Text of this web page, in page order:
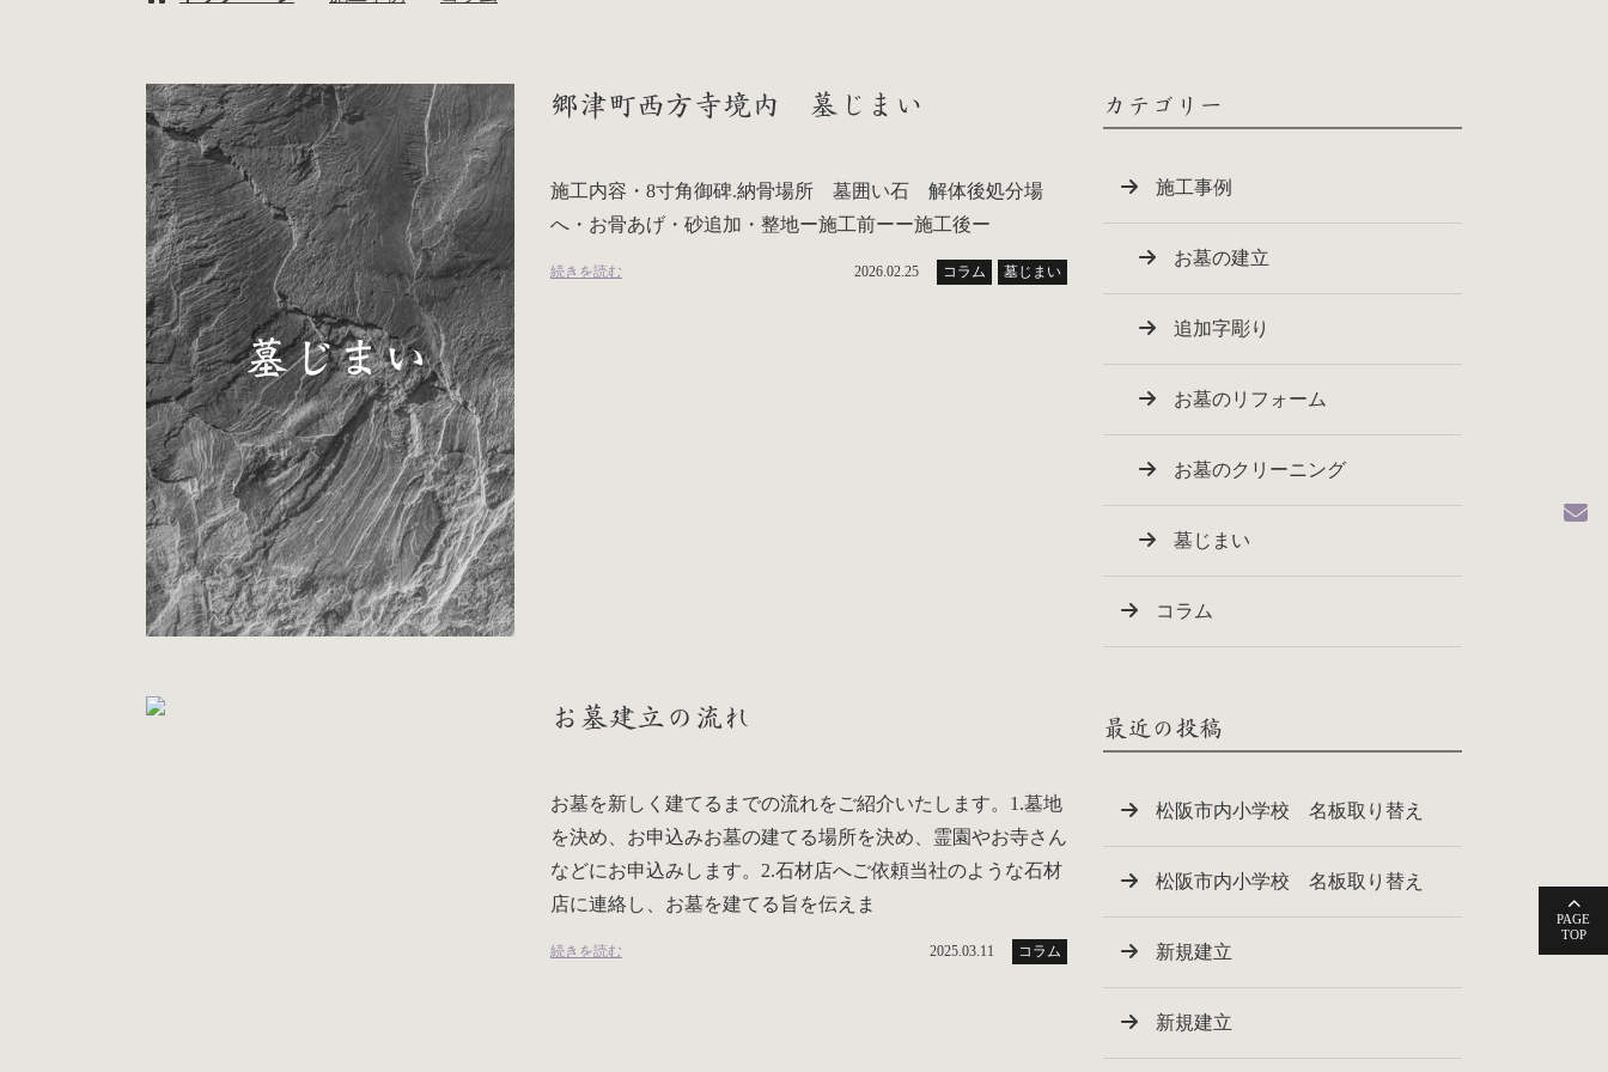
郷津町西方寺境内 墓じまい
施工内容・8寸角御碑.納骨場所 墓囲い石 解体後処分場
へ・お骨あげ・砂追加・整地ー施工前ーー施工後ー
続きを読む 2026.02.25 コラム 墓じまい
お墓建立の流れ
お墓を新しく建てるまでの流れをご紹介いたします。1.墓地
を決め、お申込みお墓の建てる場所を決め、霊園やお寺さん
などにお申込みします。2.石材店へご依頼当社のような石材
店に連絡し、お墓を建てる旨を伝えま
続きを読む 2025.03.11 コラム
カテゴリー
施工事例
お墓の建立
追加字彫り
お墓のリフォーム
お墓のクリーニング
墓じまい
コラム
最近の投稿
松阪市内小学校 名板取り替え
松阪市内小学校 名板取り替え
新規建立
新規建立
PAGE
TOP